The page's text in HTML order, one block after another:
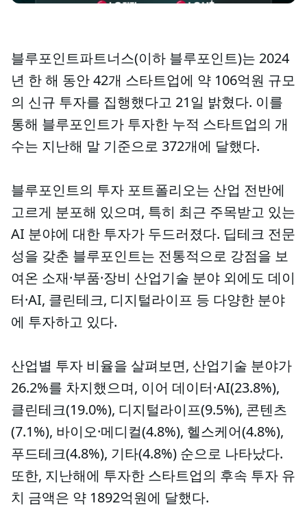
블루포인트파트너스(이하 블루포인트)는 2024
년 한 해 동안 42개 스타트업에 약 106억원 규모
의 신규 투자를 집행했다고 21일 밝혔다. 이를
통해 블루포인트가 투자한 누적 스타트업의 개
수는 지난해 말 기준으로 372개에 달했다.
블루포인트의 투자 포트폴리오는 산업 전반에
고르게 분포해 있으며, 특히 최근 주목받고 있는
AI 분야에 대한 투자가 두드러졌다. 딥테크 전문
성을 갖춘 블루포인트는 전통적으로 강점을 보
여온 소재·부품·장비 산업기술 분야 외에도 데이
터·AI, 클린테크, 디지털라이프 등 다양한 분야
에 투자하고 있다.
산업별 투자 비율을 살펴보면, 산업기술 분야가
26.2%를 차지했으며, 이어 데이터·AI(23.8%),
클린테크(19.0%), 디지털라이프(9.5%), 콘텐츠
(7.1%), 바이오·메디컬(4.8%), 헬스케어(4.8%),
푸드테크(4.8%), 기타(4.8%) 순으로 나타났다.
또한, 지난해에 투자한 스타트업의 후속 투자 유
치 금액은 약 1892억원에 달했다.